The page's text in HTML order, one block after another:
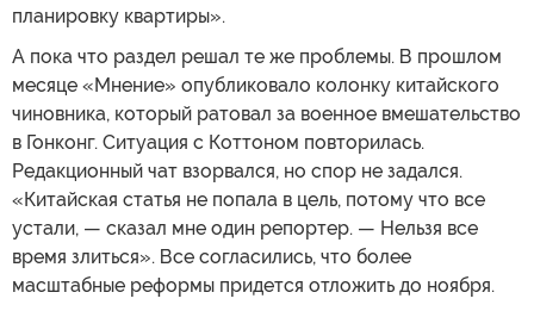
планировку квартиры».
А пока что раздел решал те же проблемы. В прошлом
месяце «Мнение» опубликовало колонку китайского
чиновника, который ратовал за военное вмешательство
в Гонконг. Ситуация с Коттоном повторилась.
Редакционный чат взорвался, но спор не задался.
«Китайская статья не попала в цель, потому что все
устали, — сказал мне один репортер. — Нельзя все
время злиться». Все согласились, что более
масштабные реформы придется отложить до ноября.